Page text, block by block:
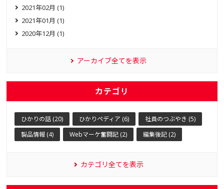
2021年02月 (1)
2021年01月 (1)
2020年12月 (1)
アーカイブ全てを表示
カテゴリ
ひかりの話 (20) ひかりペディア (6)
社員のつぶやき (5)
製品情報 (4)
Webマーケ奮闘記 (2) 編集後記 (2)
カテゴリ全てを表示